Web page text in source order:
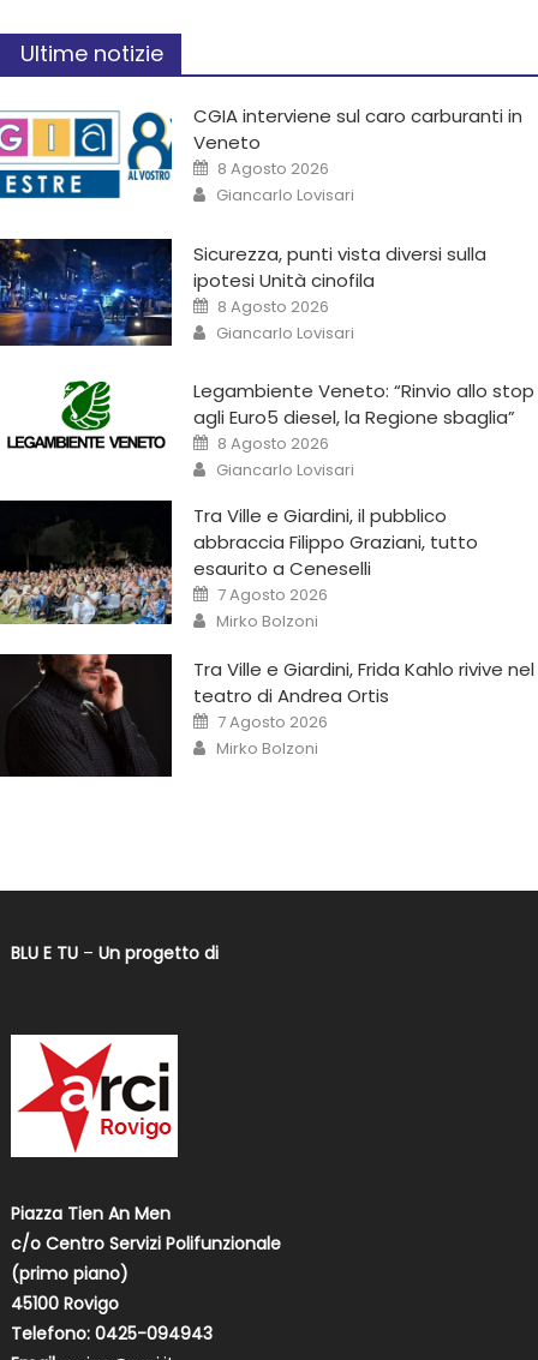
Ultime notizie
CGIA interviene sul caro carburanti in
Veneto
8 Agosto 2026
Giancarlo Lovisari
Sicurezza, punti vista diversi sulla
ipotesi Unità cinofila
8 Agosto 2026
Giancarlo Lovisari
Legambiente Veneto: “Rinvio allo stop
agli Euro5 diesel, la Regione sbaglia”
8 Agosto 2026
Giancarlo Lovisari
Tra Ville e Giardini, il pubblico
abbraccia Filippo Graziani, tutto
esaurito a Ceneselli
7 Agosto 2026
Mirko Bolzoni
Tra Ville e Giardini, Frida Kahlo rivive nel
teatro di Andrea Ortis
7 Agosto 2026
Mirko Bolzoni
BLU E TU– Un progetto di
Piazza Tien An Men
c/o Centro Servizi Polifunzionale
(primo piano)
45100 Rovigo
Telefono: 0425-094943